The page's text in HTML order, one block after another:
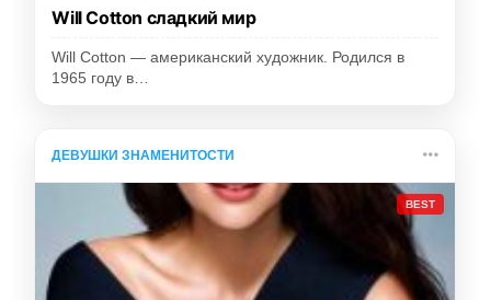
Will Cotton сладкий мир
Will Cotton — американский художник. Родился в
1965 году в…
ДЕВУШКИ ЗНАМЕНИТОСТИ
BEST